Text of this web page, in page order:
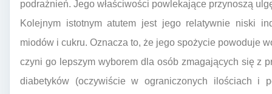
podrażnień. Jego właściwości powlekające przynoszą
Kolejnym istotnym atutem jest jego relatywnie niski
miodów i cukru. Oznacza to, że jego spożycie powoduje
czyni go lepszym wyborem dla osób zmagających się z
diabetyków (oczywiście w ograniczonych ilościach i